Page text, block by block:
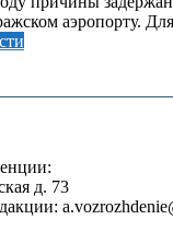
аэропорту.
д. 73